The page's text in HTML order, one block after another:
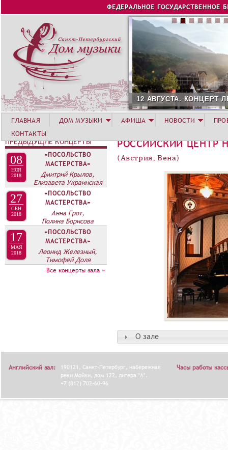
Jump to navigation
ФЕДЕРАЛЬНОЕ ГОСУДАРСТВЕННОЕ
12 АВГУСТА. КОНЦЕРТ
РОССИЙСКИЙ ЦЕНТР
(Австрия, Вена)
О зале
ГЛАВНАЯ ДОМ МУЗЫКИ АФИША НОВОСТИ
КОНТАКТЫ
ПРЕДЫДУЩИЕ КОНЦЕРТЫ
08
НОЯ
2018
«ПОСОЛЬСТВО
МАСТЕРСТВА»
Дмитрий Крылов,
Елизавета Украинская
27
СЕН
2018
«ПОСОЛЬСТВО
МАСТЕРСТВА»
Анна Грот,
Полина Борисова
17
МАЯ
2018
«ПОСОЛЬСТВО
МАСТЕРСТВА»
Леонид Железный,
Тимофей Доля
Все концерты зала »
Английский зал:
190121, Санкт-Петербург, набережная
реки Мойки, дом 122, литера "А".
+7 (812) 702-60-96
Часы работы